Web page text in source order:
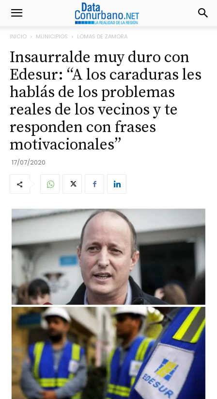
INICIO MUNICIPIOS LOMAS DE ZAMORA
Insaurralde muy duro con
Edesur: “A los caraduras les
hablás de los problemas
reales de los vecinos y te
responden con frases
motivacionales”
17/07/2020